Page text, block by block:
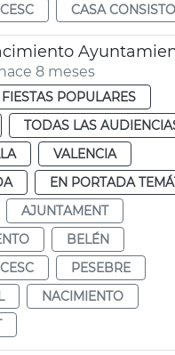
CASA
8 meses
POPULARES
TODAS LAS
VALENCIA
EN PORTADA
AJUNTAMENT
BELÉN
PESEBRE
NACIMIENTO